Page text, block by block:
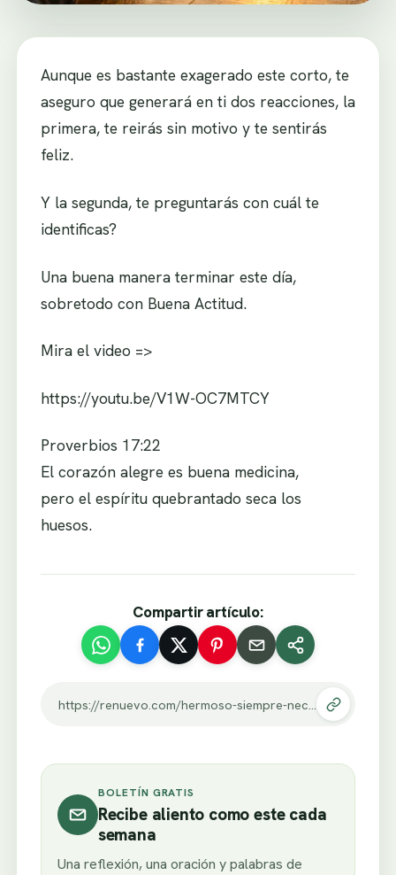
Aunque es bastante exagerado este corto, te
aseguro que generará en ti dos reacciones, la
primera, te reirás sin motivo y te sentirás
feliz.
Y la segunda, te preguntarás con cuál te
identificas?
Una buena manera terminar este día,
sobretodo con Buena Actitud.
Mira el video =>
https://youtu.be/V1W-OC7MTCY
Proverbios 17:22
El corazón alegre es buena medicina,
pero el espíritu quebrantado seca los
huesos.
Compartir artículo:
https://renuevo.com/hermoso-siempre-necesitamos-personas-que-nos-complementen-con-cual-te-identificas.html
BOLETÍN GRATIS
Recibe aliento como este cada
semana
Una reflexión, una oración y palabras de